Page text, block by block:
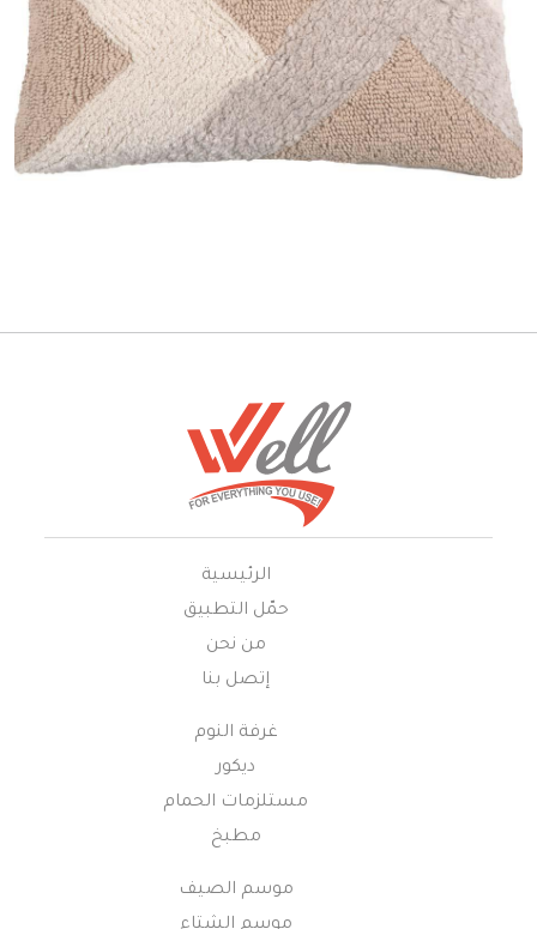
الرئيسية
حمّل التطبيق
من نحن
إتصل بنا
غرفة النوم
ديكور
مستلزمات الحمام
مطبخ
موسم الصيف
موسم الشتاء